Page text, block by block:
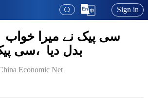
Sign in
سی پیک نے میرا
بدل دیا ،سی
Economic Net